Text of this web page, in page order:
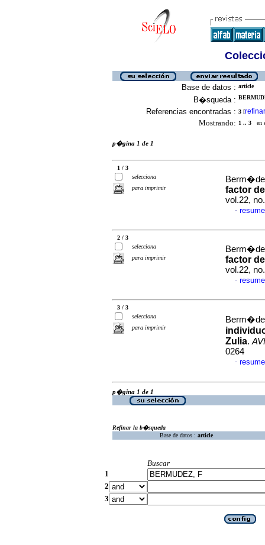
Base de datos : article
B�squeda :
Referencias encontradas : 3 [refinar
Mostrando: 1 .. 3 en
p�gina 1 de 1
1 / 3
selecciona
para imprimir
factor
vol.22,
·
2 / 3
selecciona
para imprimir
factor
vol.22,
·
3 / 3
selecciona
para imprimir
Zulia.
0264
·
p�gina 1 de 1
Refinar la b�squeda
Base de datos : article
Buscar
1
2
3